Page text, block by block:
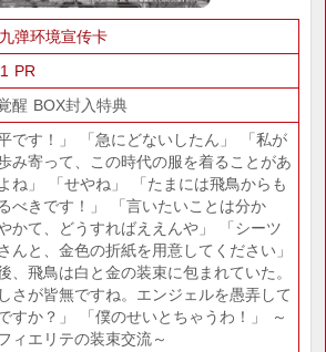
弹环境宣传卡
PR
醒 BOX封入特典
平です！」 「急にどないしたん」 「私が
み寄って、この時代の服を着ることがあ
ね」 「せやね」 「たまには飛鳥からも
べきです！」 「言いたいことは分か
かて、どうすればええんや」 「シーツ
んと、金色の折紙を用意してください」
、飛鳥は白と金の装束に包まれていた。
しさが皆無ですね。エンジェルを愚弄して
すか？」 「僕のせいとちゃうわ！」 ～
ィエリテの装束交流～